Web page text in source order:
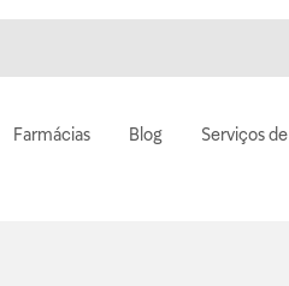
Farmácias Blog Serviços